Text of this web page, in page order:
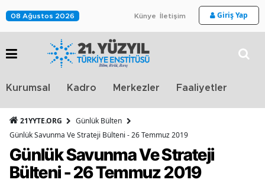
08 Ağustos 2026 Künye İletişim Giriş Yap
Kurumsal Kadro Merkezler Faaliyetler
21YYTE.ORG
Günlük Bülten
Günlük Savunma Ve Strateji Bülteni - 26 Temmuz 2019
Günlük Savunma Ve Strateji
Bülteni - 26 Temmuz 2019